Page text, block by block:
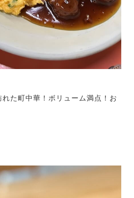
た町中華！ボリューム満点！お